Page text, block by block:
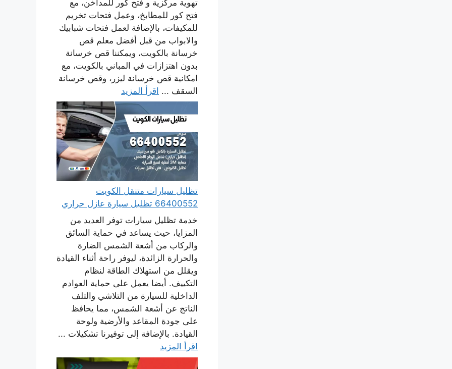
تهوية مركزية و فتح كور للمداخن، مع
فتح كور للمطابخ، وعمل فتحات تخريم
للمكيفات، بالإضافة لعمل فتحات شبابيك
والابواب من قبل أفضل معلم قص
خرسانة بالكويت، ويمكننا قص خرسانة
بدون اهتزازات في المباني بالكويت، مع
امكانية قص خرسانة ليزر، وقص خرسانة
السقف ... اقرأ المزيد
تظليل سيارات متنقل الكويت
66400552 تظليل سيارة عازل حراري
خدمة تظليل سيارات توفر العديد من
المزايا، حيث يساعد في حماية السائق
والركاب من أشعة الشمس الضارة
والحرارة الزائدة، ليوفر راحة أثناء القيادة
ويقلل من استهلاك الطاقة لنظام
التكييف. أيضا يعمل على حماية العوادم
الداخلية للسيارة من التلاشي والتلف
الناتج عن أشعة الشمس، مما يحافظ
على جودة المقاعد والأرضية ولوحة
القيادة. بالإضافة إلى توفيرنا تشكيلات ...
اقرأ المزيد